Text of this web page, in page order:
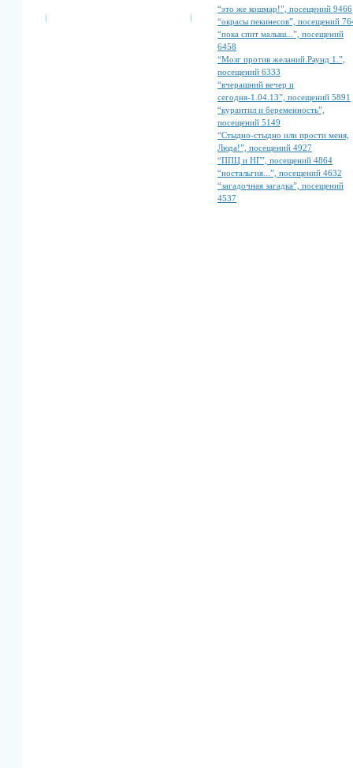
“это же кошмар!”, посещений 9466
“окрасы пекинесов”, посещений
“пока спит малыш...”, посещений
6458
“Мозг против желаний.Раунд 1.”,
посещений 6333
“вчерашний вечер и
сегодня-1.04.13”, посещений 5891
“курантил и беременность”,
посещений 5149
“Стыдно-стыдно или прости меня,
Люда!”, посещений 4927
“ППЦ и НГ”, посещений 4864
“ностальгия...”, посещений 4632
“загадочная загадка”, посещений
4537